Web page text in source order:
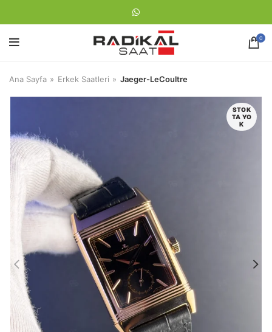
0
Ana Sayfa Erkek Saatleri Jaeger-LeCoultre
STOK
TA YO
K